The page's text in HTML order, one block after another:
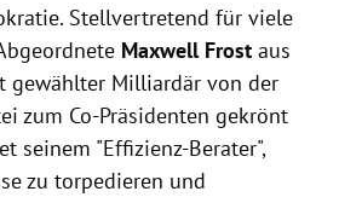
Stellvertretend für viele
Maxwell Frost aus
gewählter Milliardär von der
zum Co-Präsidenten gekrönt
seinem "Effizienz-Berater",
zu torpedieren und